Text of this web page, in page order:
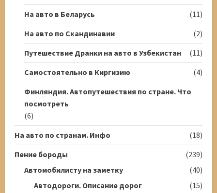
На авто в Беларусь
(11)
На авто по Скандинавии
(2)
Путешествие Дранки на авто в Узбекистан
(11)
Самостоятельно в Киргизию
(4)
Финляндия. Автопутешествия по стране. Что
посмотреть
(6)
На авто по странам. Инфо
(18)
Пение бороды
(239)
Автомобилисту на заметку
(40)
Автодороги. Описание дорог
(15)